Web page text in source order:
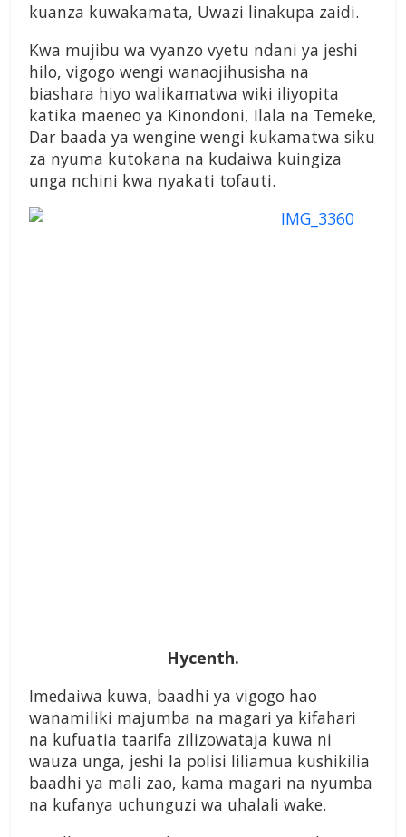
kuanza kuwakamata, Uwazi linakupa zaidi.
Kwa mujibu wa vyanzo vyetu ndani ya jeshi
hilo, vigogo wengi wanaojihusisha na
biashara hiyo walikamatwa wiki iliyopita
katika maeneo ya Kinondoni, Ilala na Temeke,
Dar baada ya wengine wengi kukamatwa siku
za nyuma kutokana na kudaiwa kuingiza
unga nchini kwa nyakati tofauti.
Hycenth.
Imedaiwa kuwa, baadhi ya vigogo hao
wanamiliki majumba na magari ya kifahari
na kufuatia taarifa zilizowataja kuwa ni
wauza unga, jeshi la polisi liliamua kushikilia
baadhi ya mali zao, kama magari na nyumba
na kufanya uchunguzi wa uhalali wake.